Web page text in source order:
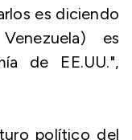
es diciendo
es
de EE.UU.",
político del